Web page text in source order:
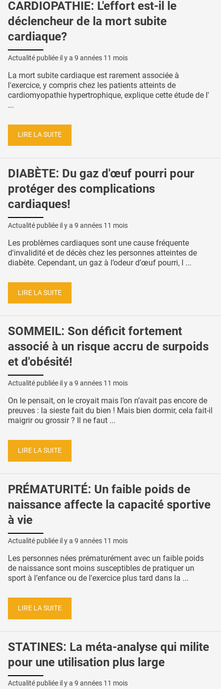
CARDIOPATHIE: L'effort est-il le
déclencheur de la mort subite
cardiaque?
Actualité publiée il y a 9 années 11 mois
La mort subite cardiaque est rarement associée à
l'exercice, y compris chez les patients atteints de
cardiomyopathie hypertrophique, explique cette étude de l'
...
LIRE LA SUITE
DIABÈTE: Du gaz d'œuf pourri pour
protéger des complications
cardiaques!
Actualité publiée il y a 9 années 11 mois
Les problèmes cardiaques sont une cause fréquente
d'invalidité et de décès chez les personnes atteintes de
diabète. Cependant, un gaz à l’odeur d’œuf pourri, l ...
LIRE LA SUITE
SOMMEIL: Son déficit fortement
associé à un risque accru de surpoids
et d'obésité!
Actualité publiée il y a 9 années 11 mois
On le pensait, on le croyait mais l’on n’avait pas encore de
preuves : la sieste fait du bien ! Mais bien dormir, cela fait-il
maigrir ou grossir ? Il ne faut ...
LIRE LA SUITE
PRÉMATURITÉ: Un faible poids de
naissance affecte la capacité sportive
à vie
Actualité publiée il y a 9 années 11 mois
Les personnes nées prématurément avec un faible poids
de naissance sont moins susceptibles de pratiquer un
sport à l’enfance ou de l'exercice plus tard dans la ...
LIRE LA SUITE
STATINES: La méta-analyse qui milite
pour une utilisation plus large
Actualité publiée il y a 9 années 11 mois